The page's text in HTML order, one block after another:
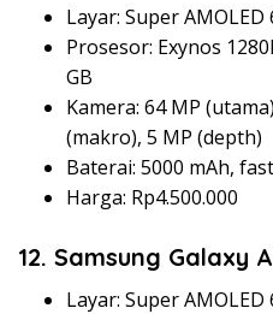
Layar: Super
Prosesor: Exynos
GB
Kamera: 64 MP
(makro), 5 MP (depth)
Baterai: 5000 mAh,
Harga: Rp4.500.000
12. Samsung Galaxy
Layar: Super